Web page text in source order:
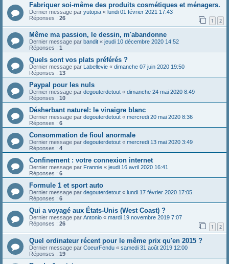
Fabriquer soi-même des produits cosmétiques et ménagers.
Dernier message par yutopia « lundi 01 février 2021 17:43
Réponses : 26 1 2
Même ma passion, le dessin, m'abandonne
Dernier message par bandit « jeudi 10 décembre 2020 14:52
Réponses : 1
Quels sont vos plats préférés ?
Dernier message par Labellevie « dimanche 07 juin 2020 19:50
Réponses : 13
Paypal pour les nuls
Dernier message par degouterdetout « dimanche 24 mai 2020 8:49
Réponses : 10
Désherbant naturel: le vinaigre blanc
Dernier message par degouterdetout « mercredi 20 mai 2020 8:36
Réponses : 6
Consommation de fioul anormale
Dernier message par degouterdetout « mercredi 13 mai 2020 3:49
Réponses : 4
Confinement : votre connexion internet
Dernier message par Frannie « jeudi 16 avril 2020 16:41
Réponses : 6
Formule 1 et sport auto
Dernier message par degouterdetout « lundi 17 février 2020 17:05
Réponses : 6
Qui a voyagé aux États-Unis (West Coast) ?
Dernier message par Antonio « mardi 19 novembre 2019 7:07
Réponses : 26 1 2
Quel ordinateur récent pour le même prix qu'en 2015 ?
Dernier message par CoeurFendu « samedi 31 août 2019 12:00
Réponses : 19